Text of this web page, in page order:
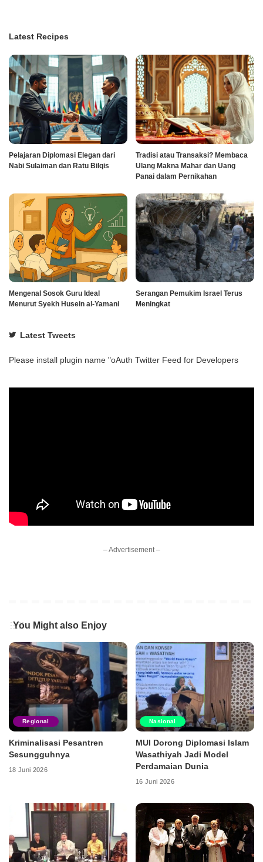
Latest Recipes
Pelajaran Diplomasi Elegan dari
Nabi Sulaiman dan Ratu Bilqis
Tradisi atau Transaksi? Membaca
Ulang Makna Mahar dan Uang
Panai dalam Pernikahan
Mengenal Sosok Guru Ideal
Menurut Syekh Husein al-Yamani
Serangan Pemukim Israel Terus
Meningkat
Latest Tweets
Please install plugin name "oAuth Twitter Feed for Developers
– Advertisement –
You Might also Enjoy
Regional
Kriminalisasi Pesantren
Sesungguhnya
18 Juni 2026
Nasional
MUI Dorong Diplomasi Islam
Wasathiyah Jadi Model
Perdamaian Dunia
16 Juni 2026